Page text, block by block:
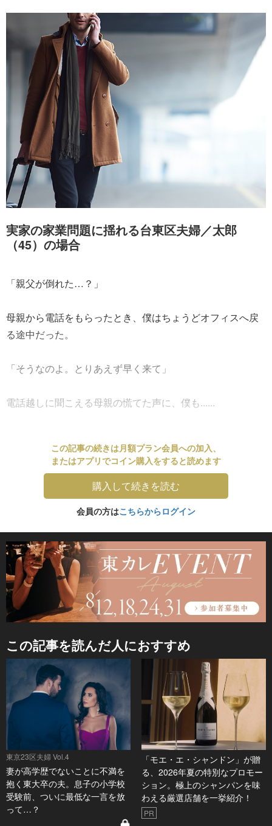
実家の家業問題に揺れる台東区夫婦／太郎
（45）の場合
「親父が倒れた…？」
母親から電話をもらったとき、僕はちょうどオフィスへ戻
る途中だった。
「そうなのよ。とりあえず早く来て」
電話越しに聞こえる母親の慌てた声に、僕も......
この記事の続きは月額プラン会員への加入、
またはアプリでコイン購入をすると読めます
購入して続きを読む
会員の方はこちらからログイン
この記事を読んだ人におすすめ
東京23区夫婦 Vol.4
妻が高学歴でないことに不満を
抱く東大卒の夫。息子の小学校
受験前、ついに最低な一言を放
って…？
「モエ・エ・シャンドン」が贈
る、2026年夏の特別なプロモー
ション。極上のシャンパンを味
わえる厳選店舗を一挙紹介！
PR